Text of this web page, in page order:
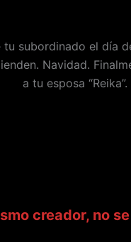
subordinado el día
Navidad.
a tu esposa
creador, no